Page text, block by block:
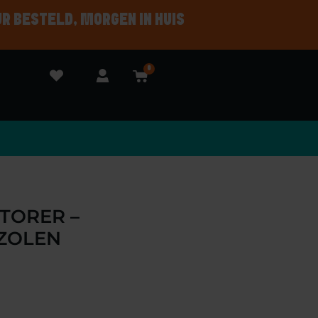
BESTELD, MORGEN IN HUIS
0
–